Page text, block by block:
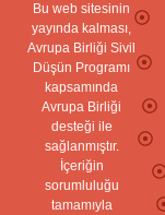
Bu web sitesinin
yayında kalması,
Avrupa Birliği Sivil
Düşün Programı
kapsamında
Avrupa Birliği
desteği ile
sağlanmıştır.
İçeriğin
sorumluluğu
tamamıyla